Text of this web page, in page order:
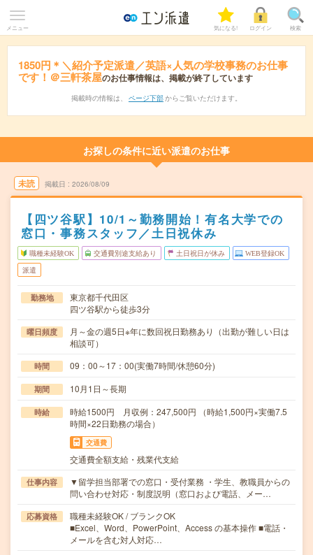
メニュー 気になる! ログイン 検索
1850円＊＼紹介予定派遣／英語×人気の学校事務のお仕事
です！＠三軒茶屋のお仕事情報は、掲載が終了しています
掲載時の情報は、 ページ下部 からご覧いただけます。
お探しの条件に近い派遣のお仕事
未読 掲載日 2026/08/09
【四ツ谷駅】10/1～勤務開始！有名大学での
窓口・事務スタッフ／土日祝休み
職種未経験OK 交通費別途支給あり 土日祝日が休み WEB登録OK
派遣
勤務地
東京都千代田区
四ツ谷駅から徒歩3分
曜日頻度
月～金の週5日※年に数回祝日勤務あり（出勤が難しい日は
相談可）
時間 09：00～17：00(実働7時間/休憩60分)
期間 10月1日～長期
時給
時給1500円 月収例：247,500円 （時給1,500円×実働7.5
時間×22日勤務の場合）
交通費
交通費全額支給・残業代支給
仕事内容
▼留学担当部署での窓口・受付業務 ・学生、教職員からの
問い合わせ対応・制度説明（窓口および電話、メー…
応募資格
職種未経験OK / ブランクOK
■Excel、Word、PowerPoint、Access の基本操作 ■電話・
メールを含む対人対応…